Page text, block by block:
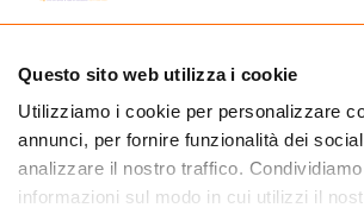
Questo sito web utilizza i cookie
Utilizziamo i cookie per personalizzare
annunci, per fornire funzionalità dei
analizzare il nostro traffico.
informazioni sul modo in cui utilizzi il